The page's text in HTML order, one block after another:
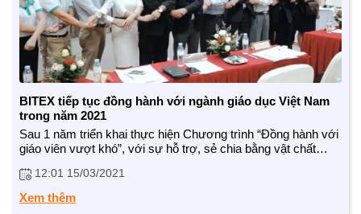
BITEX tiếp tục đồng hành với ngành giáo dục Việt Nam
trong năm 2021
Sau 1 năm triển khai thực hiện Chương trình “Đồng hành với
giáo viên vượt khó”, với sự hỗ trợ, sẻ chia bằng vật chất
vùng miền trên cả nước...
12:01 15/03/2021
Xem thêm